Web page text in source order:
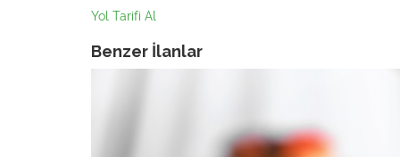
Yol Tarifi Al
Benzer İlanlar